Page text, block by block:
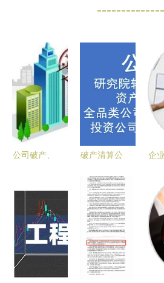
公司破产、
破产清算服
务的区别与
联系
破产清算公
的法律解析
与实务操作
企
服
框